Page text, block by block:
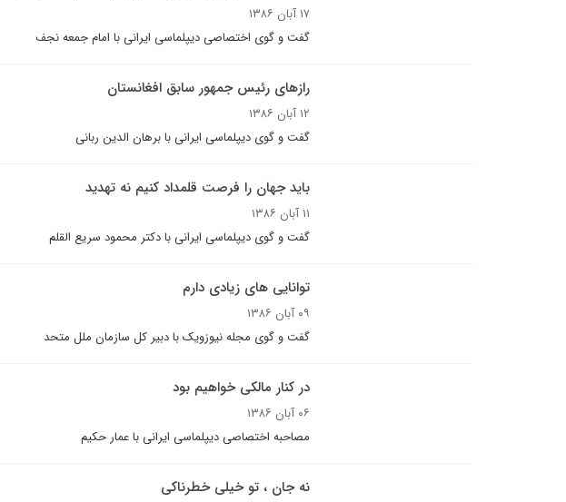
۱۷ آبان ۱۳۸۶
گفت و گوى اختصاصى دیپلماسی ایرانی با امام جمعه نجف
رازهاى رئيس جمهور سابق افغانستان
۱۲ آبان ۱۳۸۶
گفت و گوی ديپلماسی ایرانی با برهان الدین ربانی
باید جهان را فرصت قلمداد کنیم نه تهدید
۱۱ آبان ۱۳۸۶
گفت و گوی دیپلماسی ایرانی با دکتر محمود سریع القلم
توانايى هاى زيادى دارم
۰۹ آبان ۱۳۸۶
گفت و گوى مجله نيوزويک با دبير کل سازمان ملل متحد
در کنار مالکی خواهیم بود
۰۶ آبان ۱۳۸۶
مصاحبه اختصاصى ديپلماسی ایرانی با عمار حکیم
نه جان ، تو خیلی خطرناکی